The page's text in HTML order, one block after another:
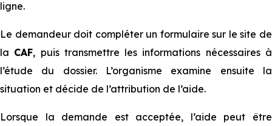
ligne.
Le demandeur doit compléter un formulaire sur le site de
la CAF, puis transmettre les informations nécessaires à
l’étude du dossier. L’organisme examine ensuite la
situation et décide de l’attribution de l’aide.
Lorsque la demande est acceptée, l’aide peut être